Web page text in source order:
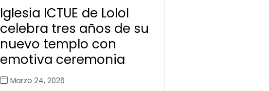
Iglesia ICTUE de Lolol
celebra tres años de su
nuevo templo con
emotiva ceremonia
Marzo 24, 2026